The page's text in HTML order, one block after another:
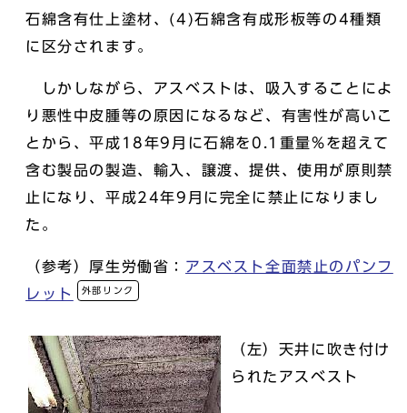
石綿含有仕上塗材、(4)石綿含有成形板等の4種類
に区分されます。
しかしながら、アスベストは、吸入することによ
り悪性中皮腫等の原因になるなど、有害性が高いこ
とから、平成18年9月に石綿を0.1重量%を超えて
含む製品の製造、輸入、譲渡、提供、使用が原則禁
止になり、平成24年9月に完全に禁止になりまし
た。
（参考）厚生労働省： アスベスト全面禁止のパンフ
レット
外部リンク
（左）天井に吹き付け
られたアスベスト